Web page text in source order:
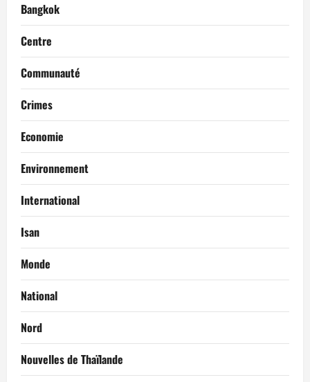
Bangkok
Centre
Communauté
Crimes
Economie
Environnement
International
Isan
Monde
National
Nord
Nouvelles de Thaïlande